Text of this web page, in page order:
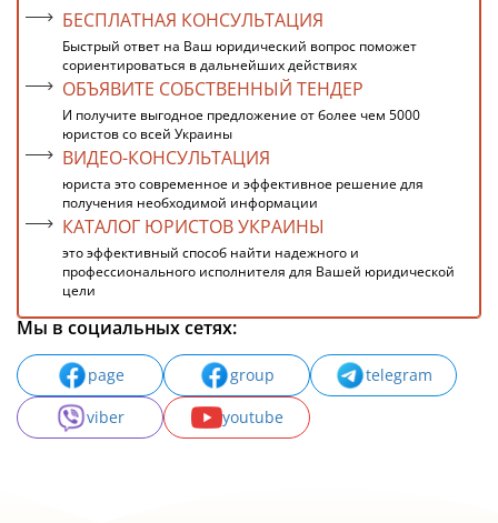
БЕСПЛАТНАЯ КОНСУЛЬТАЦИЯ
Быстрый ответ на Ваш юридический вопрос поможет
сориентироваться в дальнейших действиях
ОБЪЯВИТЕ СОБСТВЕННЫЙ ТЕНДЕР
И получите выгодное предложение от более чем 5000
юристов со всей Украины
ВИДЕО-КОНСУЛЬТАЦИЯ
юриста это современное и эффективное решение для
получения необходимой информации
КАТАЛОГ ЮРИСТОВ УКРАИНЫ
это эффективный способ найти надежного и
профессионального исполнителя для Вашей юридической
цели
Мы в социальных сетях:
page group
telegram
viber
youtube